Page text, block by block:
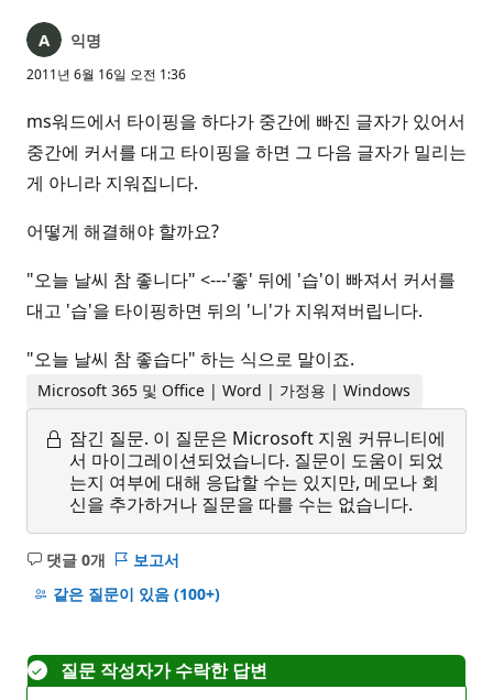
익명
2011년 6월 16일 오전 1:36
ms워드에서 타이핑을 하다가 중간에 빠진 글자가 있어서
중간에 커서를 대고 타이핑을 하면 그 다음 글자가 밀리는
게 아니라 지워집니다.
어떻게 해결해야 할까요?
"오늘 날씨 참 좋니다" <---'좋' 뒤에 '습'이 빠져서 커서를
대고 '습'을 타이핑하면 뒤의 '니'가 지워져버립니다.
"오늘 날씨 참 좋습다" 하는 식으로 말이죠.
Microsoft 365 및 Office | Word | 가정용 | Windows
잠긴 질문. 이 질문은 Microsoft 지원 커뮤니티에
서 마이그레이션되었습니다. 질문이 도움이 되었
는지 여부에 대해 응답할 수는 있지만, 메모나 회
신을 추가하거나 질문을 따를 수는 없습니다.
댓글 0개
설
명
보고서
같은 질문이 있음 (100+)
질문 작성자가 수락한 답변